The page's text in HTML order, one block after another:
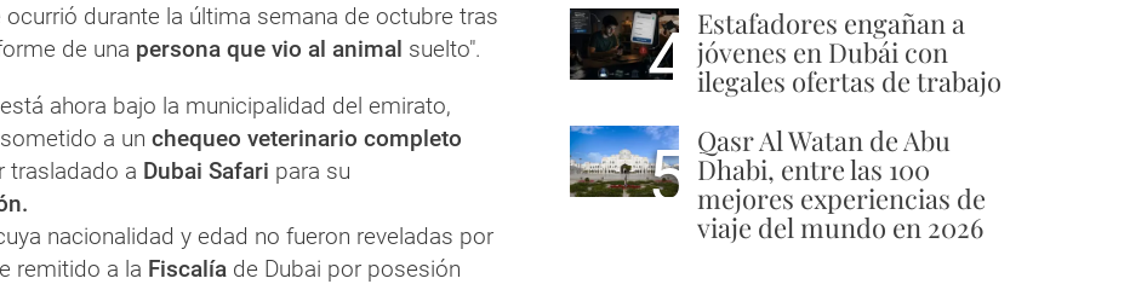
ocurrió durante la última semana de octubre tras
de una persona que vio al animal suelto".
ahora bajo la municipalidad del emirato,
a un chequeo veterinario completo
trasladado a Dubai Safari para su
nacionalidad y edad no fueron reveladas por
remitido a la Fiscalía de Dubai por posesión
4 Estafadores engañan a
jóvenes en Dubái con
ilegales ofertas de trabajo
5 Qasr Al Watan de Abu
Dhabi, entre las 100
mejores experiencias de
viaje del mundo en 2026